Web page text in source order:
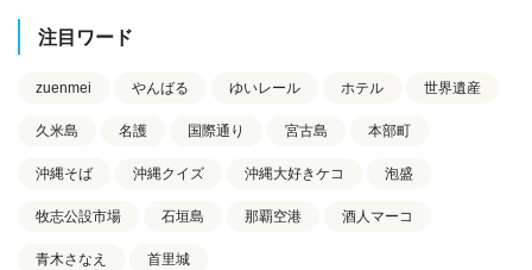
注目ワード
zuenmei やんばる ゆいレール ホテル 世界遺産
久米島 名護 国際通り 宮古島 本部町
沖縄そば 沖縄クイズ 沖縄大好きケコ 泡盛
牧志公設市場 石垣島 那覇空港 酒人マーコ
青木さなえ 首里城